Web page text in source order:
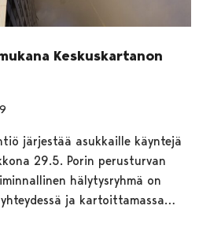
Keskuskartanon
järjestää asukkaille käyntejä
29.5. Porin perusturvan
hälytysryhmä on
ja kartoittamassa…